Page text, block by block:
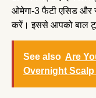
ओमेगा-3 फैटी एसिड और
करें। इससे आपको बाल
See also Are
Overnight